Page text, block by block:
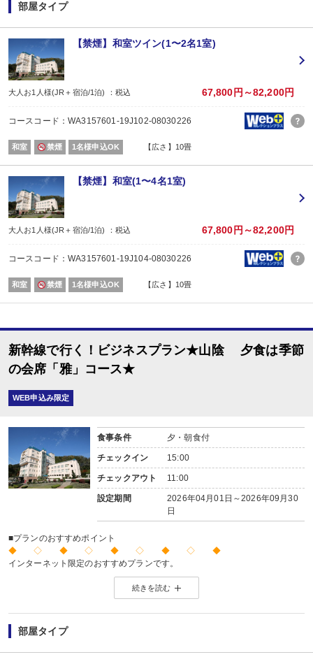
【2名1室でご利用の場合】 おとな1名＋こども1名OK♪
2名1室でご利用の場合、
おとな1名＋こども1名ご利用でも、お子様はこども代金でOK♪
※通常「おとな1名＋こども1名」で2名1室ご利用の場合、お子様はおとなと同
■夕食
場所:
季節の会席「雅」コース
【時間】17：30～20：30（17：30～／18：00～／18：30～） ※当日受付と
■朝食
場所:
レストラン
内容:
和定食
【時間】7：00～9：00（7：00～／7：30～／8：00～）
部屋タイプ
【禁煙】和室ツイン(1〜2名1室)
大人お1人様(JR＋宿泊/1泊) ：税込 67,800円～82,200円
コースコード：WA3157601-19J102-08030226
和室 禁煙 1名様申込OK 【広さ】10畳
【禁煙】和室(1〜4名1室)
大人お1人様(JR＋宿泊/1泊) ：税込 67,800円～82,200円
コースコード：WA3157601-19J104-08030226
和室 禁煙 1名様申込OK 【広さ】10畳
新幹線で行く！ビジネスプラン★山陰 夕食は季節
の会席「雅」コース★
WEB申込み限定
食事条件 夕・朝食付
チェックイン 15:00
チェックアウト 11:00
設定期間
2026年04月01日～2026年09月30
日
■プランのおすすめポイント
◆ ◇ ◆ ◇ ◆ ◇ ◆ ◇ ◆
インターネット限定のおすすめプランです。
※店頭・電話・メールでのお問合せや申込みは出来ません。
◆ ◇ ◆ ◇ ◆ ◇ ◆ ◇ ◆
【2名1室でご利用の場合】 おとな1名＋こども1名OK♪
2名1室でご利用の場合、
おとな1名＋こども1名ご利用でも、お子様はこども代金でOK♪
※通常「おとな1名＋こども1名」で2名1室ご利用の場合、お子様はおとなと同
続きを読む
部屋タイプ